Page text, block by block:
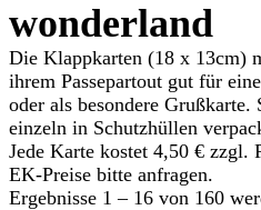
wonderland
Die Klappkarten (18 x 13cm)
ihrem Passepartout gut für
oder als besondere
einzeln in Schutzhüllen
Jede Karte kostet 4,50 € zzgl.
EK-Preise bitte anfragen.
Ergebnisse 1 – 16 von 160